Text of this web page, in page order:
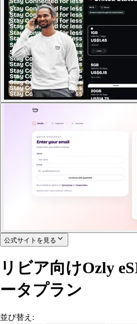
公式サイトを見る
リビア向けOzly
ータプラン
並び替え: